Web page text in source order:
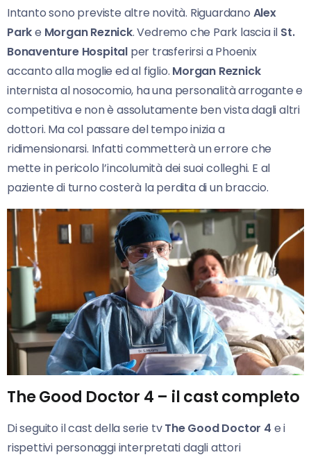
Intanto sono previste altre novità. Riguardano Alex
Parke Morgan Reznick. Vedremo che Park lascia il St.
Bonaventure Hospital per trasferirsi a Phoenix
accanto alla moglie ed al figlio. Morgan Reznick
internista al nosocomio, ha una personalità arrogante e
competitiva e non è assolutamente ben vista dagli altri
dottori. Ma col passare del tempo inizia a
ridimensionarsi. Infatti commetterà un errore che
mette in pericolo l’incolumità dei suoi colleghi. E al
paziente di turno costerà la perdita di un braccio.
The Good Doctor 4 – il cast completo
Di seguito il cast della serie tvThe Good Doctor 4 e i
rispettivi personaggi interpretati dagli attori